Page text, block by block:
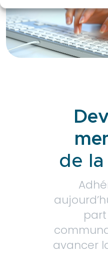
de la
avancer